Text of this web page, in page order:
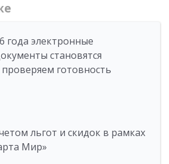
года электронные
становятся
готовность
льгот и скидок в рамках
Мир»